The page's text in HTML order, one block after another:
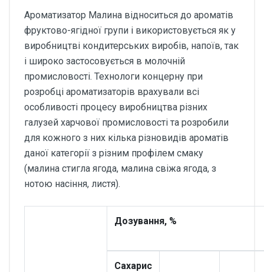
Ароматизатор Малина відноситься до ароматів
фруктово-ягідної групи і використовується як у
виробництві кондитерських виробів, напоїв, так
і широко застосовується в молочній
промисловості. Технологи концерну при
розробці ароматизаторів врахували всі
особливості процесу виробництва різних
галузей харчової промисловості та розробили
для кожного з них кілька різновидів ароматів
даної категорії з різним профілем смаку
(малина стигла ягода, малина свіжа ягода, з
нотою насіння, листя).
Дозування, %
Сахарис